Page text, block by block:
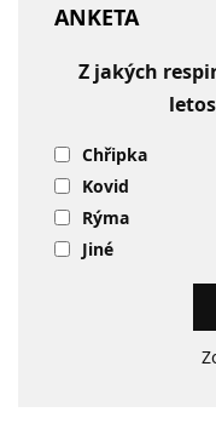
ANKETA
Z jakých
Chřipka
Kovid
Rýma
Jiné